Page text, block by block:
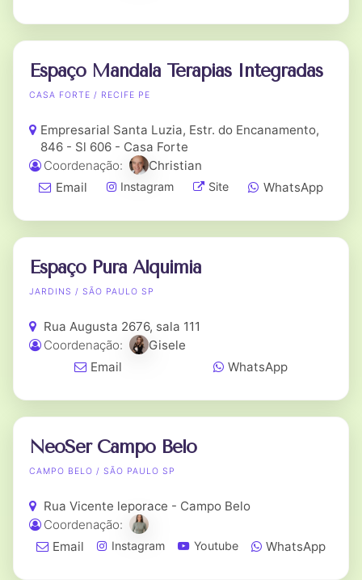
Espaço Mandala Terapias Integradas
CASA FORTE / RECIFE PE
Empresarial Santa Luzia, Estr. do Encanamento,
846 - Sl 606 - Casa Forte
Coordenação:
Christian
Email
Instagram Site WhatsApp
Espaço Pura Alquimia
JARDINS / SÃO PAULO SP
Rua Augusta 2676, sala 111
Coordenação:
Gisele
Email
WhatsApp
NeoSer Campo Belo
CAMPO BELO / SÃO PAULO SP
Rua Vicente leporace - Campo Belo
Coordenação:
Email
Instagram Youtube WhatsApp